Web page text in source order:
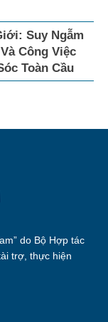
Suy Ngẫm
Công Việc
Toàn Cầu
do Bộ Hợp tác
trợ, thực hiện